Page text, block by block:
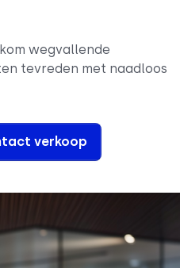
wegvallende
tevreden met naadloos
verkoop